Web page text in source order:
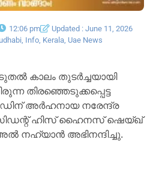
12:06 pm
Updated : June 11, 2026
Info Kerala Uae News
കാലം തുടർച്ചയായി
തിരഞ്ഞെടുക്കപ്പെട്ട
അർഹനായ നരേന്ദ്ര
ഹിസ് ഹൈനസ് ഷെയ്ഖ്
നഹ്യാൻ അഭിനന്ദിച്ചു.